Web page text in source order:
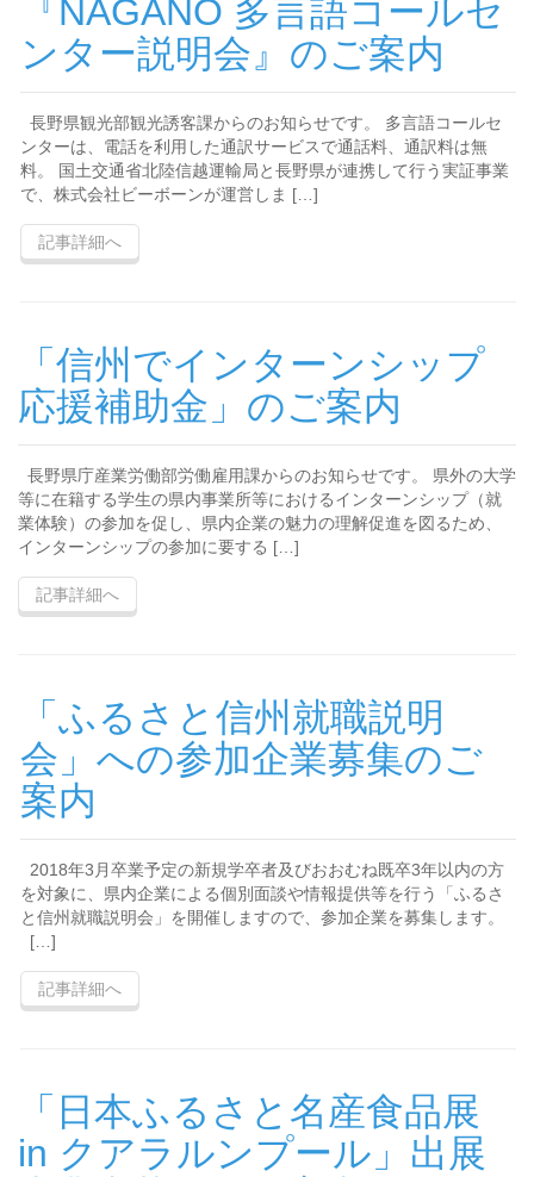
『NAGANO 多言語コールセ
ンター説明会』のご案内
長野県観光部観光誘客課からのお知らせです。 多言語コールセ
ンターは、電話を利用した通訳サービスで通話料、通訳料は無
料。 国土交通省北陸信越運輸局と長野県が連携して行う実証事業
で、株式会社ビーボーンが運営しま […]
記事詳細へ
「信州でインターンシップ
応援補助金」のご案内
長野県庁産業労働部労働雇用課からのお知らせです。 県外の大学
等に在籍する学生の県内事業所等におけるインターンシップ（就
業体験）の参加を促し、県内企業の魅力の理解促進を図るため、
インターンシップの参加に要する […]
記事詳細へ
「ふるさと信州就職説明
会」への参加企業募集のご
案内
2018年3月卒業予定の新規学卒者及びおおむね既卒3年以内の方
を対象に、県内企業による個別面談や情報提供等を行う「ふるさ
と信州就職説明会」を開催しますので、参加企業を募集します。
[…]
記事詳細へ
「日本ふるさと名産食品展
in クアラルンプール」出展